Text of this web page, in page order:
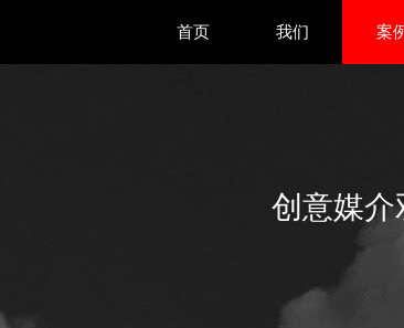
首页 我们 案
创意媒介